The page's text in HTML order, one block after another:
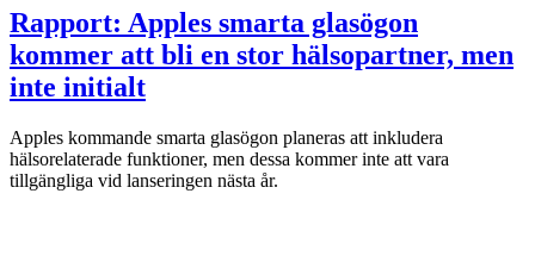
Rapport: Apples smarta glasögon
kommer att bli en stor hälsopartner, men
inte initialt
Apples kommande smarta glasögon planeras att inkludera
hälsorelaterade funktioner, men dessa kommer inte att vara
tillgängliga vid lanseringen nästa år.